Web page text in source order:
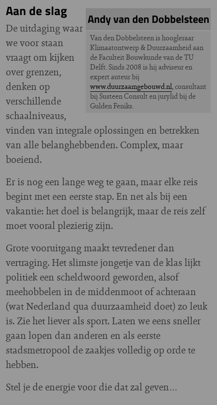
Andy van den Dobbelsteen
Van den Dobbelsteen is hoogleraar
Klimaatontwerp & Duurzaamheid aan
de Faculteit Bouwkunde van de TU
Delft. Sinds 2008 is hij adviseur en
expert auteur bij
www.duurzaamgebouwd.nl, consultant
bij Susteen Consult en jurylid bij de
Gulden Feniks.
Aan de slag
De uitdaging waar
we voor staan
vraagt om kijken
over grenzen,
denken op
verschillende
schaalniveaus,
vinden van integrale oplossingen en betrekken
van alle belanghebbenden. Complex, maar
boeiend.
Er is nog een lange weg te gaan, maar elke reis
begint met een eerste stap. En net als bij een
vakantie: het doel is belangrijk, maar de reis zelf
moet vooral plezierig zijn.
Grote vooruitgang maakt tevredener dan
vertraging. Het slimste jongetje van de klas lijkt
politiek een scheldwoord geworden, alsof
meehobbelen in de middenmoot of achteraan
(wat Nederland qua duurzaamheid doet) zo leuk
is. Zie het liever als sport. Laten we eens sneller
gaan lopen dan anderen en als eerste
stadsmetropool de zaakjes volledig op orde te
hebben.
Stel je de energie voor die dat zal geven…